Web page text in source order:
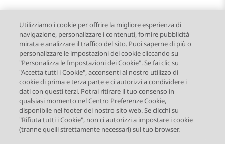
Send Feedback
Navigazione argomento
Argomento precedente Argomento successivo
STAY CONNECTED
Utilizziamo i cookie per offrire la migliore esperienza di
navigazione, personalizzare i contenuti, fornire pubblicità
mirata e analizzare il traffico del sito. Puoi saperne di più o
personalizzare le impostazioni dei cookie cliccando su
"Personalizza le Impostazioni dei Cookie". Se fai clic su
"Accetta tutti i Cookie", acconsenti al nostro utilizzo di
cookie di prima e terza parte e ci autorizzi a condividere i
dati con questi terzi. Potrai ritirare il tuo consenso in
qualsiasi momento nel Centro Preferenze Cookie,
disponibile nel footer del nostro sito web. Se clicchi su
"Rifiuta tutti i Cookie", non ci autorizzi a impostare i cookie
(tranne quelli strettamente necessari) sul tuo browser.